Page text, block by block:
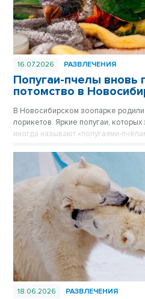
16.07.2026 РАЗВЛЕЧЕНИЯ
Попугаи-пчелы вновь
потомство в
В Новосибирском зоопарке
лорикетов. Яркие попугаи,
иногда называют «попугаями-
18.06.2026 РАЗВЛЕЧЕНИЯ